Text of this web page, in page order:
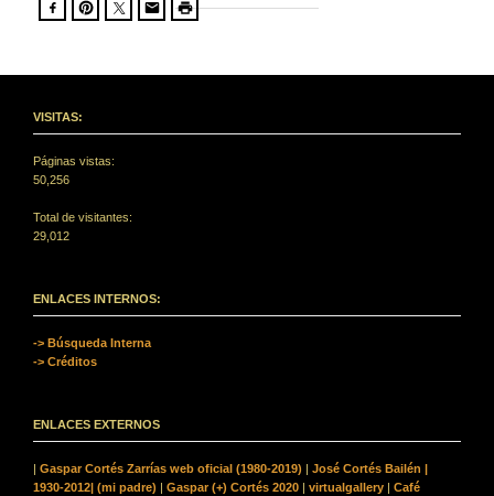
VISITAS:
Páginas vistas:
50,256
Total de visitantes:
29,012
ENLACES INTERNOS:
-> Búsqueda Interna
-> Créditos
ENLACES EXTERNOS
| Gaspar Cortés Zarrías web oficial (1980-2019) | José Cortés Bailén |
1930-2012| (mi padre) | Gaspar (+) Cortés 2020 | virtualgallery | Café